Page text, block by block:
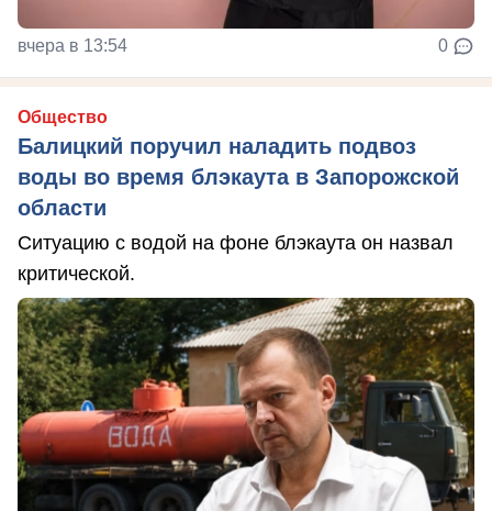
вчера в 13:54 0
Общество
Балицкий поручил наладить подвоз
воды во время блэкаута в Запорожской
области
Ситуацию с водой на фоне блэкаута он назвал
критической.